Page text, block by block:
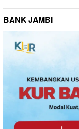
BANK JAMBI